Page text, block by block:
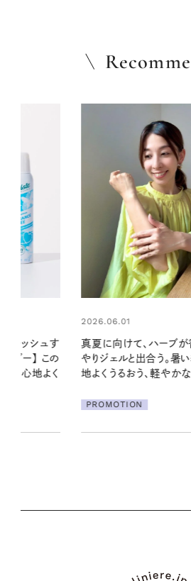
が香るひん
い季節に心
なボディケ
2026.06.01
暑い夏のナイトルーティ
える夜の爽やかご褒美